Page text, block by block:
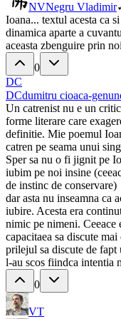
NVNegru Vladimir
Ioana... textul acesta ca
dinamica aparte a
aceasta zbenguire prin
0
DC
DCdumitru cioaca-
Un catrenist nu e un
forme literare care
definitie. Mie poemul
catren pe seama unui
Sper sa nu o fi jignit pe
iubim pe noi insine
de instinc de conservare)
dar asta nu inseamna ca
iubire. Acesta era
nimic pe nimeni. Ceeace
capacitaea sa discute
prilejul sa discute de
l-au scos fiindca intentia
0
VT